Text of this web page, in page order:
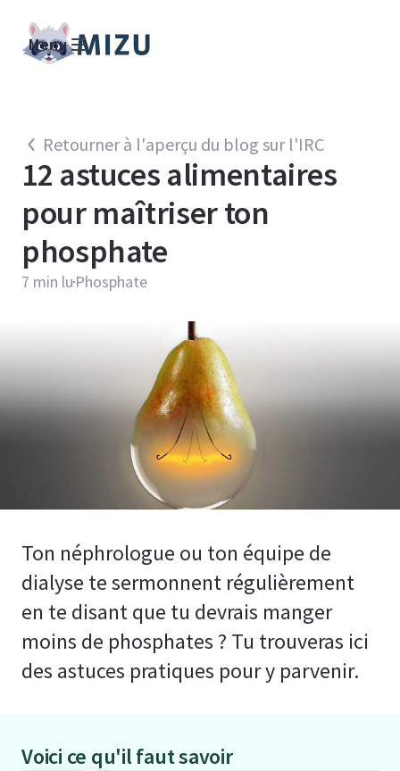
Menu
Retourner à l'aperçu du blog sur l'IRC
12 astuces alimentaires
pour maîtriser ton
phosphate
7 min lu Phosphate
Ton néphrologue ou ton équipe de
dialyse te sermonnent régulièrement
en te disant que tu devrais manger
moins de phosphates ? Tu trouveras ici
des astuces pratiques pour y parvenir.
Voici ce qu'il faut savoir